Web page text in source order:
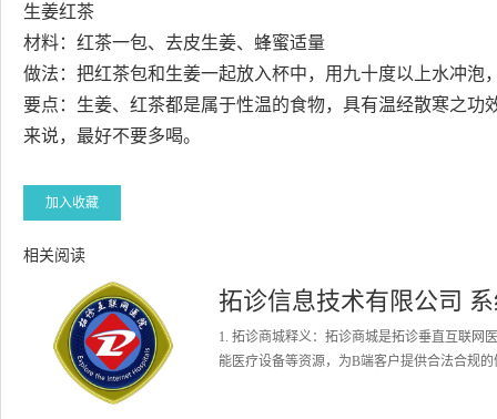
生姜红茶
材料：红茶一包、去皮生姜、蜂蜜适量
做法：把红茶包和生姜一起放入杯中，用九十度以上水冲泡
要点：生姜、红茶都是属于性温的食物，具有温经散寒之
来说，最好不要多喝。
加入收藏
相关阅读
拓诊信息技术有限公司
1. 拓诊商城释义：拓诊商城是拓诊垂直互联网
能医疗设备等资源，为B端客户提供合法合规